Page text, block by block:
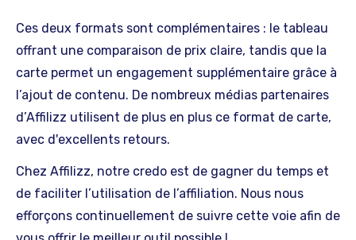
Ces deux formats sont complémentaires : le tableau
offrant une comparaison de prix claire, tandis que la
carte permet un engagement supplémentaire grâce à
l’ajout de contenu. De nombreux médias partenaires
d’Affilizz utilisent de plus en plus ce format de carte,
avec d'excellents retours.
Chez Affilizz, notre credo est de gagner du temps et
de faciliter l’utilisation de l’affiliation. Nous nous
efforçons continuellement de suivre cette voie afin de